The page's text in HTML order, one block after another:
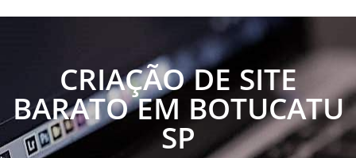
CRIAÇÃO DE SITE
BARATO EM BOTUCATU
SP